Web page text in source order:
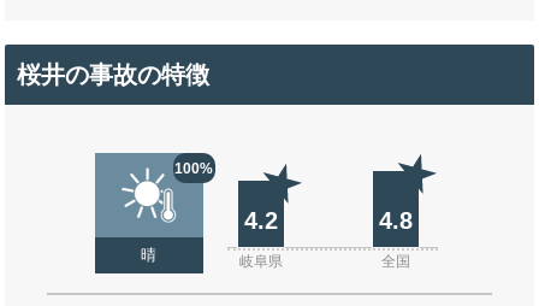
桜井の事故の特徴
100%
晴
4.2 4.8
岐阜県 全国